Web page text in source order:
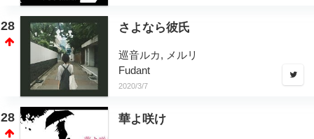
28 さよなら彼氏
巡音ルカ, メルリ
Fudant
2020/3/7
28 華よ咲け